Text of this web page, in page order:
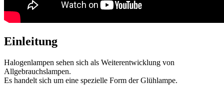
Einleitung
Halogenlampen sehen sich als Weiterentwicklung von
Allgebrauchslampen.
Es handelt sich um eine spezielle Form der Glühlampe.